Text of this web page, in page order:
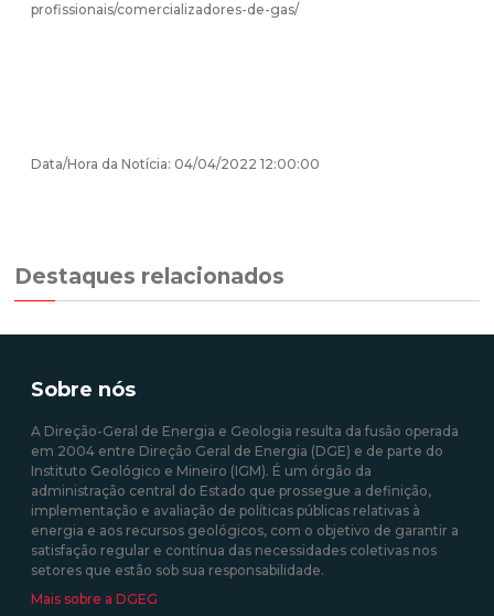
profissionais/comercializadores-de-gas/
Data/Hora da Notícia: 04/04/2022 12:00:00
Destaques relacionados
Sobre nós
A Direção-Geral de Energia e Geologia resulta da fusão operada
em 2004 entre Direção Geral de Energia (DGE) e de parte do
Instituto Geológico e Mineiro (IGM). É um órgão da
administração central do Estado que prossegue a definição,
implementação e avaliação de políticas públicas relativas à
energia e aos recursos geológicos, com o objetivo de garantir a
satisfação regular e contínua das necessidades coletivas nos
setores que estão sob sua responsabilidade.
Mais sobre a DGEG